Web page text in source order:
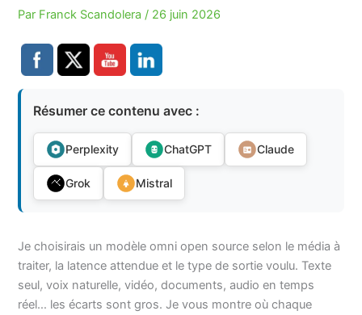
Par Franck Scandolera / 26 juin 2026
Résumer ce contenu avec :
Perplexity ChatGPT Claude
Grok Mistral
Je choisirais un modèle omni open source selon le média à
traiter, la latence attendue et le type de sortie voulu. Texte
seul, voix naturelle, vidéo, documents, audio en temps
réel… les écarts sont gros. Je vous montre où chaque